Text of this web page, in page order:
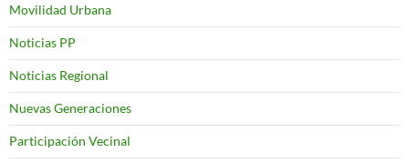
Movilidad Urbana
Noticias PP
Noticias Regional
Nuevas Generaciones
Participación Vecinal